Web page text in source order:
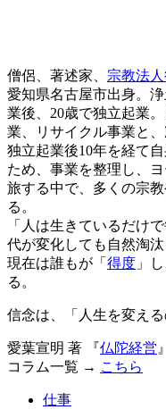
僧侶、著述家、 宗教法
愛知県名古屋市出身。
業後、20歳で独立起業
業、リサイクル事業と
独立起業後10年を経て
ため、事業を整理し、
旅する中で、多くの宗
る。
「人は生きているだけ
代が変化しても自然淘汰
現在は誰もが「 得度 」
る。
信念は、「人生を変える
愛葉宣明 著 『仏陀経営
コラム一覧 → こちら
仕事